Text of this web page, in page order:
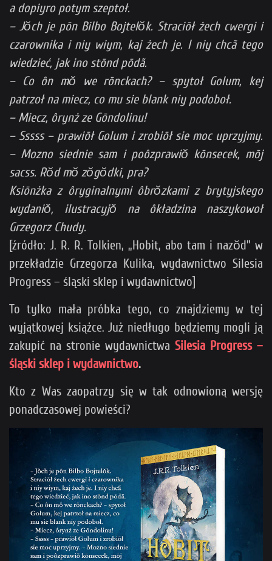
a dopiyro potym szeptoł.
– Jŏch je pōn Bilbo Bojtelŏk. Straciōł żech cwergi i
czarownika i niy wiym, kaj żech je. I niy chcã tego
wiedzieć, jak ino stōnd pōdã.
– Co ôn mŏ we rōnckach? – spytoł Golum, kej
patrzoł na miecz, co mu sie blank niy podoboł.
– Miecz, ôrynż ze Gōndolinu!
– Sssss – prawiōł Golum i zrobiōł sie moc uprzyjmy.
– Mozno siednie sam i poôzprawiŏ kōnsecek, mōj
sacss. Rŏd mŏ zŏgŏdki, pra?
Ksiōnżka z ôryginalnymi ôbrŏzkami z brytyjskego
wydaniŏ, ilustracyjŏ na ôkładzina naszykowoł
Grzegorz Chudy.
[źródło: J. R. R. Tolkien, „Hobit, abo tam i nazŏd” w
przekładzie Grzegorza Kulika, wydawnictwo Silesia
Progress – śląski sklep i wydawnictwo]
To tylko mała próbka tego, co znajdziemy w tej
wyjątkowej książce. Już niedługo będziemy mogli ją
zakupić na stronie wydawnictwa Silesia Progress –
śląski sklep i wydawnictwo.
Kto z Was zaopatrzy się w tak odnowioną wersję
ponadczasowej powieści?